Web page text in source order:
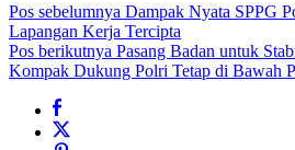
Pos sebelumnya Dampak Nyata SPPG
Lapangan Kerja Tercipta
Pos berikutnya Pasang Badan untuk
Kompak Dukung Polri Tetap di Bawah